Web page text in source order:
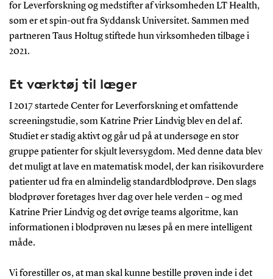
for Leverforskning og medstifter af virksomheden LT Health,
som er et spin-out fra Syddansk Universitet. Sammen med
partneren Taus Holtug stiftede hun virksomheden tilbage i
2021.
Et værktøj til læger
I 2017 startede Center for Leverforskning et omfattende
screeningstudie, som Katrine Prier Lindvig blev en del af.
Studiet er stadig aktivt og går ud på at undersøge en stor
gruppe patienter for skjult leversygdom. Med denne data blev
det muligt at lave en matematisk model, der kan risikovurdere
patienter ud fra en almindelig standardblodprøve. Den slags
blodprøver foretages hver dag over hele verden – og med
Katrine Prier Lindvig og det øvrige teams algoritme, kan
informationen i blodprøven nu læses på en mere intelligent
måde.
Vi forestiller os, at man skal kunne bestille prøven inde i det